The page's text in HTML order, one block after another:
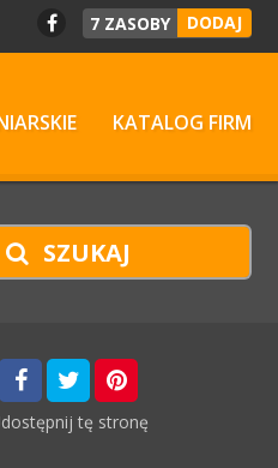
7 ZASOBY DODAJ
KATALOG FIRM
SZUKAJ
tę stronę